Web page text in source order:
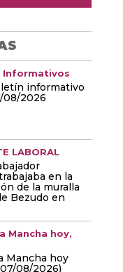
Informativos
informativo
08/2026
LABORAL
en la
de la muralla
Bezudo en
Mancha hoy,
Mancha hoy
08/2026)